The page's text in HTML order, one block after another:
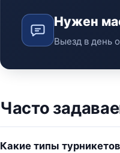
Нужен
Выезд в день
Часто
Какие типы